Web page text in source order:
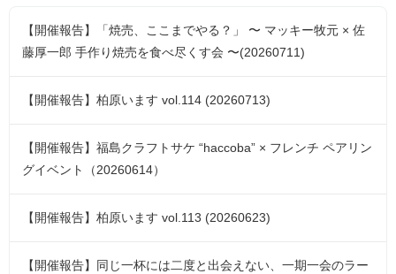
【開催報告】「焼売、ここまでやる？」 〜 マッキー牧元 × 佐
藤厚一郎 手作り焼売を食べ尽くす会 〜(20260711)
【開催報告】柏原います vol.114 (20260713)
【開催報告】福島クラフトサケ “haccoba” × フレンチ ペアリン
グイベント（20260614）
【開催報告】柏原います vol.113 (20260623)
【開催報告】同じ一杯には二度と出会えない、一期一会のラー